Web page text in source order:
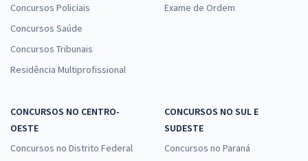
Concursos Policiais
Concursos Saúde
Concursos Tribunais
Residência Multiprofissional
Exame de Ordem
CONCURSOS NO CENTRO-
OESTE
Concursos no Distrito Federal
CONCURSOS NO SUL E
SUDESTE
Concursos no Paraná